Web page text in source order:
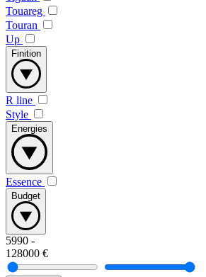
Touareg
Touran
Up
Finition
R line
Style
Energies
Essence
Budget
5990 -
128000 €